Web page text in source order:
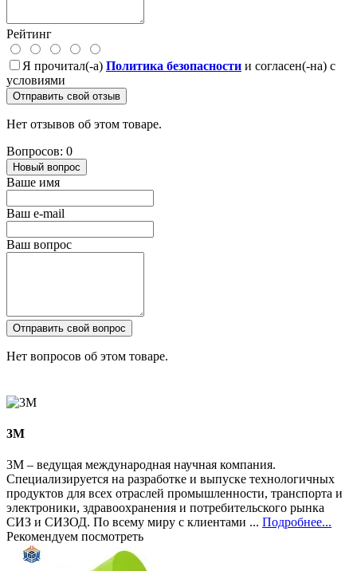
Рейтинг
Я прочитал(-а) Политика безопасности и согласен(-на) с
условиями
Отправить свой отзыв
Нет отзывов об этом товаре.
Вопросов: 0
Новый вопрос
Ваше имя
Ваш e-mail
Ваш вопрос
Отправить свой вопрос
Нет вопросов об этом товаре.
3М
3М – ведущая международная научная компания.
Специализируется на разработке и выпуске технологичных
продуктов для всех отраслей промышленности, транспорта и
электроники, здравоохранения и потребительского рынка
СИЗ и СИЗОД. По всему миру с клиентами ... Подробнее...
Рекомендуем посмотреть